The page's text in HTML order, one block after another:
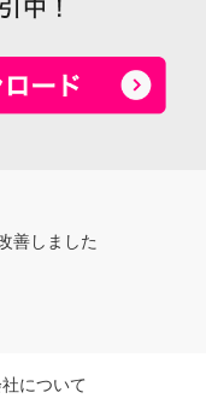
善しました
について